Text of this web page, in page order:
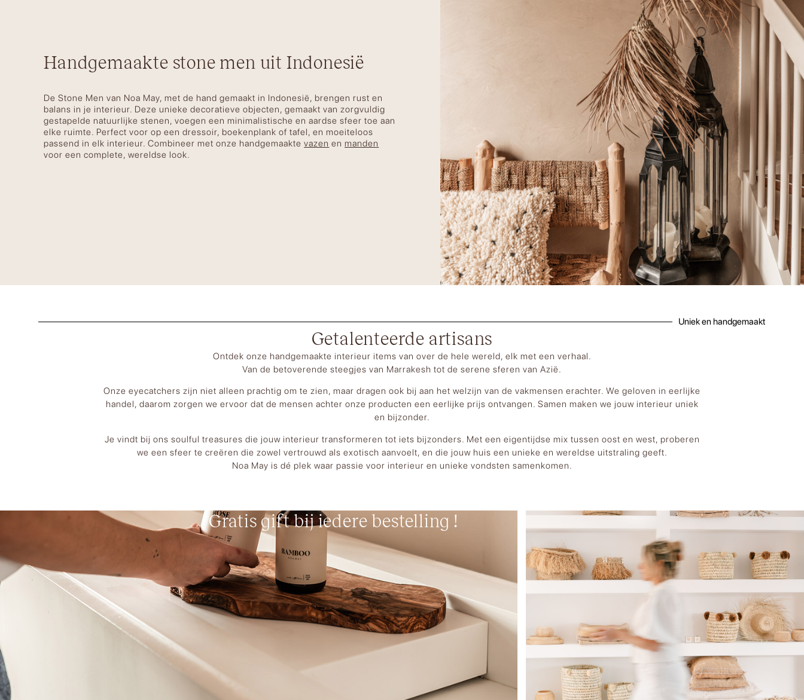
Handgemaakte stone men uit Indonesië
De Stone Men van Noa May, met de hand gemaakt in Indonesië, brengen rust en
balans in je interieur. Deze unieke decoratieve objecten, gemaakt van zorgvuldig
gestapelde natuurlijke stenen, voegen een minimalistische en aardse sfeer toe aan
elke ruimte. Perfect voor op een dressoir, boekenplank of tafel, en moeiteloos
passend in elk interieur. Combineer met onze handgemaaktevazen enmanden
voor een complete, wereldse look.
Uniek en handgemaakt
Getalenteerde artisans
Ontdek onze handgemaakte interieur items van over de hele wereld, elk met een verhaal.
Van de betoverende steegjes van Marrakesh tot de serene sferen van Azië.
Onze eyecatchers zijn niet alleen prachtig om te zien, maar dragen ook bij aan het welzijn van de vakmensen erachter. We geloven in eerlijke
handel, daarom zorgen we ervoor dat de mensen achter onze producten een eerlijke prijs ontvangen. Samen maken we jouw interieur uniek
en bijzonder.
Je vindt bij ons soulful treasures die jouw interieur transformeren tot iets bijzonders. Met een eigentijdse mix tussen oost en west, proberen
we een sfeer te creëren die zowel vertrouwd als exotisch aanvoelt, en die jouw huis een unieke en wereldse uitstraling geeft.
Noa May is dé plek waar passie voor interieur en unieke vondsten samenkomen.
Gratis gift bij iedere bestelling !